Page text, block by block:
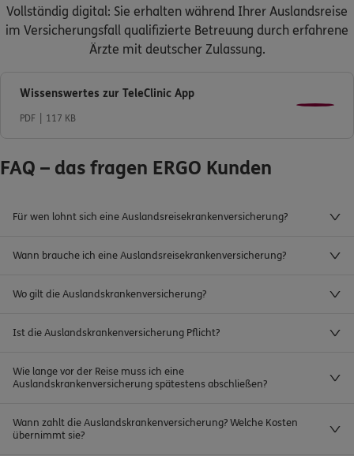
Vollständig digital: Sie erhalten während Ihrer Auslandsreise
im Versicherungsfall qualifizierte Betreuung durch erfahrene
Ärzte mit deutscher Zulassung.
Wissenswertes zur TeleClinic App
PDF 117 KB
FAQ – das fragen ERGO Kunden
Für wen lohnt sich eine Auslandsreisekrankenversicherung?
Wann brauche ich eine Auslandsreisekrankenversicherung?
Wo gilt die Auslandskrankenversicherung?
Ist die Auslandskrankenversicherung Pflicht?
Wie lange vor der Reise muss ich eine
Auslandskrankenversicherung spätestens abschließen?
Wann zahlt die Auslandskrankenversicherung? Welche Kosten
übernimmt sie?